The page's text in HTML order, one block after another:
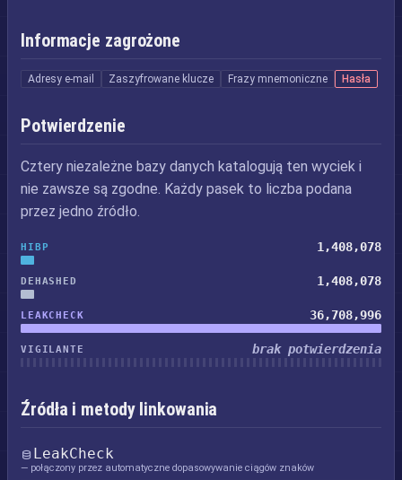
Informacje zagrożone
Adresy e-mail Zaszyfrowane klucze Frazy mnemoniczne Hasła
Potwierdzenie
Cztery niezależne bazy danych katalogują ten wyciek i
nie zawsze są zgodne. Każdy pasek to liczba podana
przez jedno źródło.
HIBP 1,408,078
DEHASHED 1,408,078
LEAKCHECK 36,708,996
VIGILANTE brak potwierdzenia
Źródła i metody linkowania
LeakCheck
— połączony przez automatyczne dopasowywanie ciągów znaków